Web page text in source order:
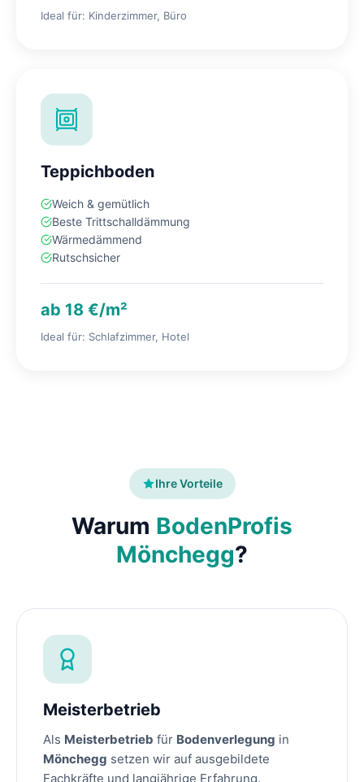
Ideal für: Kinderzimmer, Büro
Teppichboden
Weich & gemütlich
Beste Trittschalldämmung
Wärmedämmend
Rutschsicher
ab 18 €/m²
Ideal für: Schlafzimmer, Hotel
Ihre Vorteile
Warum BodenProfis
Mönchegg?
Meisterbetrieb
Als Meisterbetrieb für Bodenverlegung in
Mönchegg setzen wir auf ausgebildete
Fachkräfte und langjährige Erfahrung.